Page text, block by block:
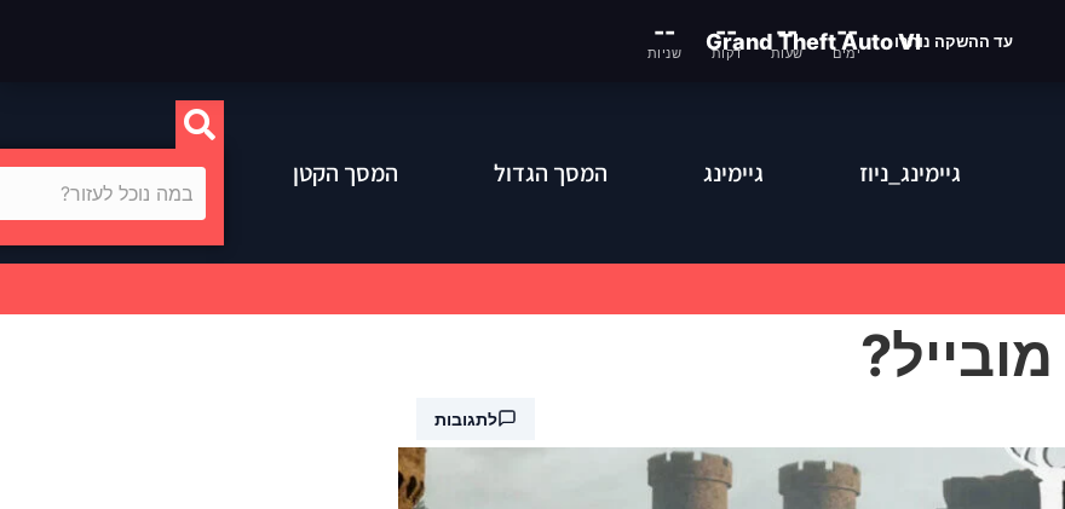
עד ההשקה נותרוGrand Theft Auto VI
--
ימים
--
שעות
--
דקות
--
שניות
גיימינג_ניוז גיימינג המסך הגדול המסך הקטן
לתגובות